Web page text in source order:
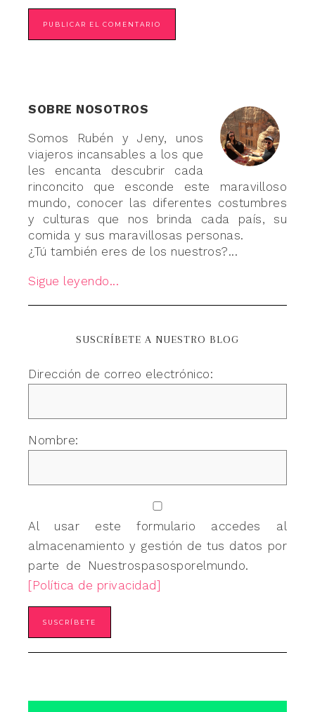
SOBRE NOSOTROS
Somos Rubén y Jeny, unos
viajeros incansables a los que
les encanta descubrir cada
rinconcito que esconde este maravilloso
mundo, conocer las diferentes costumbres
y culturas que nos brinda cada país, su
comida y sus maravillosas personas.
¿Tú también eres de los nuestros?...
Sigue leyendo...
SUSCRÍBETE A NUESTRO BLOG
Dirección de correo electrónico:
Nombre:
Al usar este formulario accedes al
almacenamiento y gestión de tus datos por
parte de Nuestrospasosporelmundo.
[Política de privacidad]